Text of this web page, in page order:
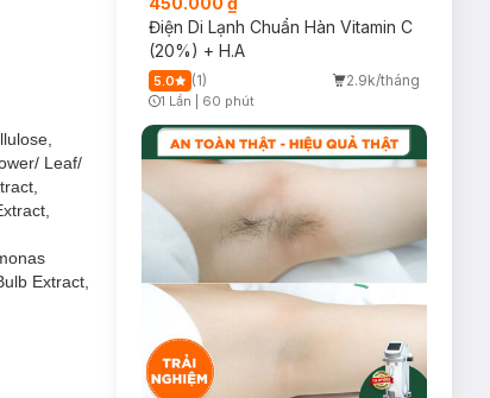
với sự
đầy
Leaf/
Extract,
Điện Di Lạnh Chuẩn Hàn Vitamin C
(20%) + H.A
5.0 (1) 2.9k/tháng
Timer Gray Icon
1 Lần 60 phút